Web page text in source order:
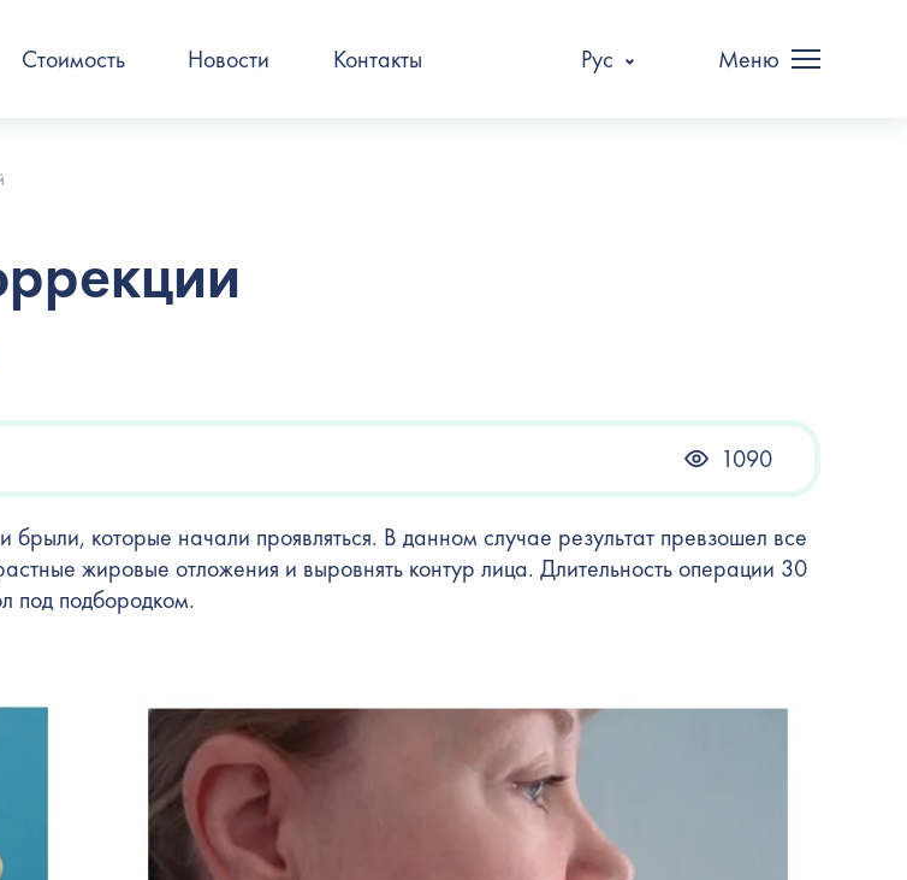
Стоимость Новости Контакты Рус Меню
1090
которые начали проявляться. В данном случае результат превзошел все
жировые отложения и выровнять контур лица. Длительность операции 30
под подбородком.